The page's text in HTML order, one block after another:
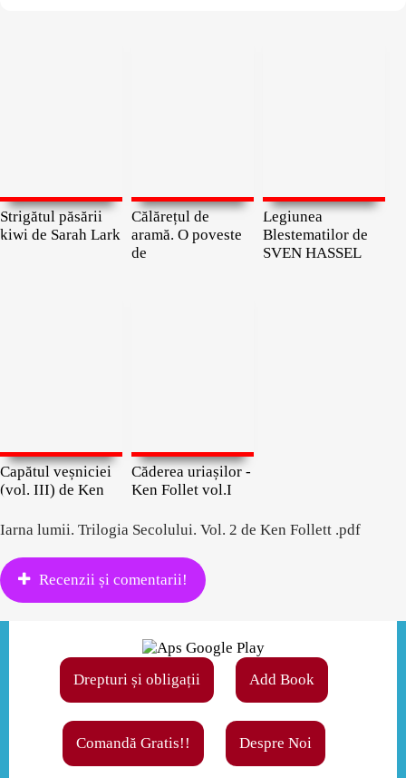
Strigătul păsării
kiwi de Sarah Lark
Călărețul de
aramă. O poveste
de
Legiunea
Blestematilor de
SVEN HASSEL
Capătul veșniciei
(vol. III) de Ken
Căderea uriașilor -
Ken Follet vol.I
Iarna lumii. Trilogia Secolului. Vol. 2 de Ken Follett .pdf
Recenzii și comentarii!
Drepturi și obligații Add Book
Comandă Gratis!! Despre Noi